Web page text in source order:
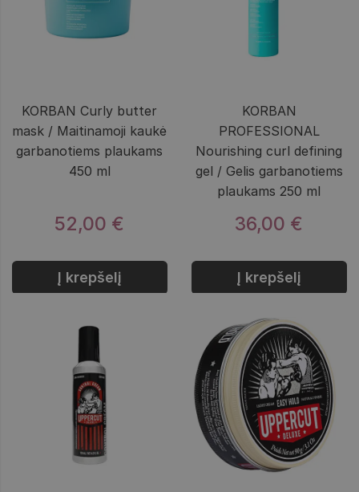
KORBAN Curly butter
mask / Maitinamoji kaukė
garbanotiems plaukams
450 ml
52,00 €
Į krepšelį
KORBAN
PROFESSIONAL
Nourishing curl defining
gel / Gelis garbanotiems
plaukams 250 ml
36,00 €
Į krepšelį